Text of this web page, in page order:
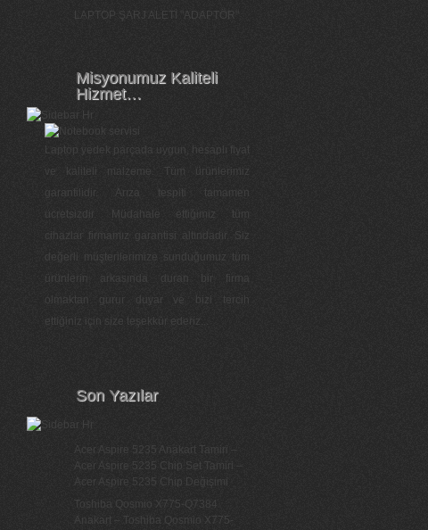
LAPTOP ŞARJ ALETİ "ADAPTÖR"
Misyonumuz Kaliteli
Hizmet…
Laptop yedek parçada uygun, hesaplı fiyat
ve kaliteli malzeme. Tüm ürünlerimiz
garantilidir. Arıza tespiti tamamen
ücretsizdir. Müdahale ettiğimiz tüm
cihazlar firmamız garantisi altındadır. Siz
değerli müşterilerimize sunduğumuz tüm
ürünlerin arkasında duran bir firma
olmaktan gurur duyar ve bizi tercih
ettiğiniz için size teşekkür ederiz...
Son Yazılar
Acer Aspire 5235 Anakart Tamiri –
Acer Aspire 5235 Chip Set Tamiri –
Acer Aspire 5235 Chip Değişimi
Toshiba Qosmio X775-Q7384
Anakart – Toshiba Qosmio X775-